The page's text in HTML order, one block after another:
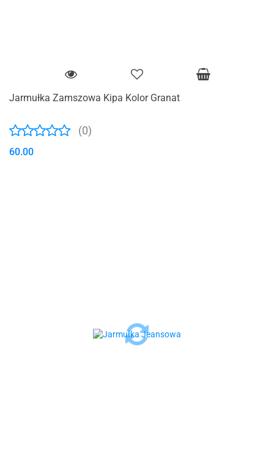
Jarmułka Zamszowa Kipa Kolor Granat
(0)
60.00